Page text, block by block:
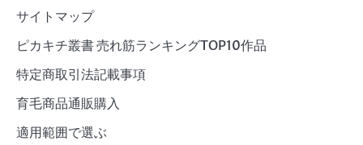
サイトマップ
ピカキチ叢書 売れ筋ランキングTOP10作品
特定商取引法記載事項
育毛商品通販購入
適用範囲で選ぶ